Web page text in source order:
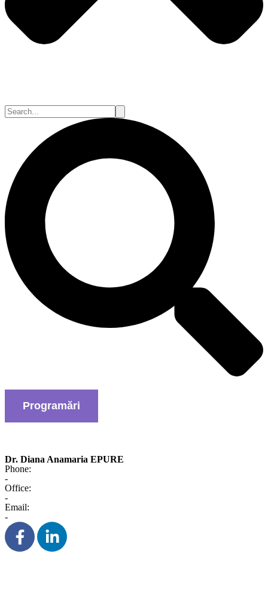
Programări
Dr. Diana Anamaria EPURE
Phone:
-
Office:
-
Email:
-